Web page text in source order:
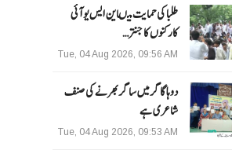
طلبا کی حمایت میںاین ایس یو آئی
کارکنوں کا جنتر…
Tue, 04 Aug 2026, 09:56 AM
دوہا گاگر میں ساگر بھرنے کی صنف
شاعری ہے
Tue, 04 Aug 2026, 09:53 AM